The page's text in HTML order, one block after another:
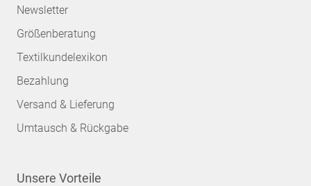
Newsletter
Größenberatung
Textilkundelexikon
Bezahlung
Versand & Lieferung
Umtausch & Rückgabe
Unsere Vorteile